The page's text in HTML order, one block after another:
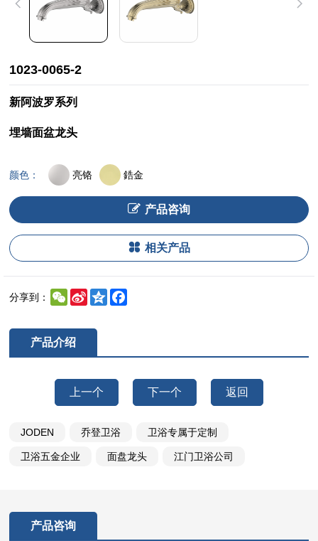
1023-0065-2
新阿波罗系列
埋墙面盆龙头
颜色： 亮铬 鋯金
产品咨询
相关产品
分享到： WeChat
Sina
Weibo
Qzone
产品介绍
上一个 下一个 返回
JODEN 乔登卫浴 卫浴专属于定制
卫浴五金企业 面盘龙头 江门卫浴公司
产品咨询